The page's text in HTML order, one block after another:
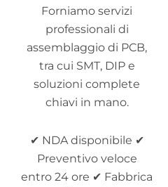
Forniamo servizi
professionali di
assemblaggio di PCB,
tra cui SMT, DIP e
soluzioni complete
chiavi in mano.
✔ NDA disponibile ✔
Preventivo veloce
entro 24 ore ✔ Fabbrica